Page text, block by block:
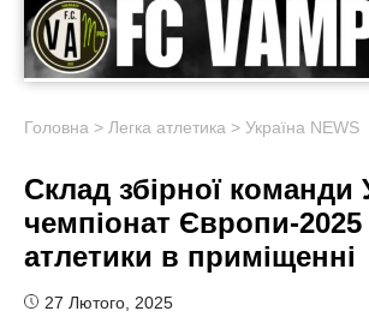
Головна > Легка атлетика > Україна NEWS
Склад збірної команди
чемпіонат Європи-2025
атлетики в приміщенні
27 Лютого, 2025